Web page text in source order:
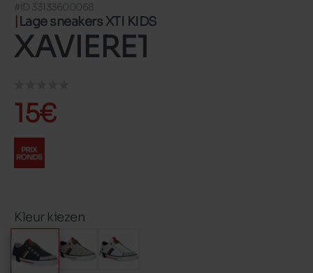
#ID 33133600068
Lage sneakers XTI KIDS
XAVIERE1
15€
Kleur kiezen